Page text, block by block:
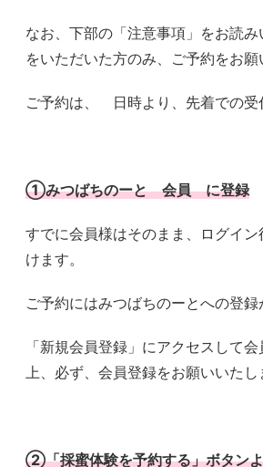
なお、下部の「注意事項」をお読
をいただいた方のみ、ご予約をお願
ご予約は、 日時より、先着での受
①みつばちのーと 会員 に登録
すでに会員様はそのまま、ログイ
けます。
ご予約にはみつばちのーとへの登録
「新規会員登録」にアクセスして
上、必ず、会員登録をお願いいたし
②「採蜜体験を予約する」ボタン